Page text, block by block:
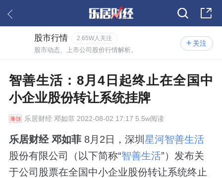
关注
股市行情 2.65W人关注
股市动态、上市公司股价行情解析。
智善生活：8月4日起终止在全国中
小企业股份转让系统挂牌
乐居财经邓如菲 2022-08-02 17:17 5.5w阅读
乐居财经 邓如菲 8月2日，深圳 星河智善生活
股份有限公司（以下简称“智善生活”）发布关
于公司股票在全国中小企业股份转让系统终止